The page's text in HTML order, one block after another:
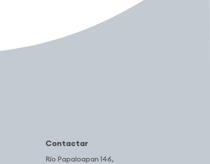
Contactar
Río Papaloapan 146,